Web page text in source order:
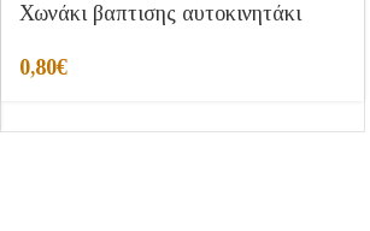
Χωνάκι βαπτισης αυτοκινητάκι
0,80€